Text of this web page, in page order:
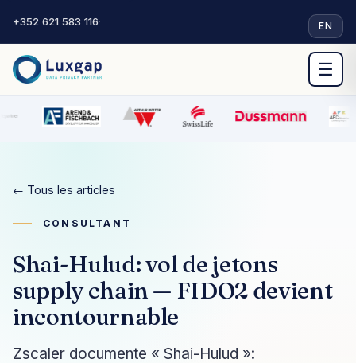
+352 621 583 116· EN
☰
← Tous les articles
CONSULTANT
Shai-Hulud: vol de jetons
supply chain — FIDO2 devient
incontournable
Zscaler documente « Shai-Hulud »: